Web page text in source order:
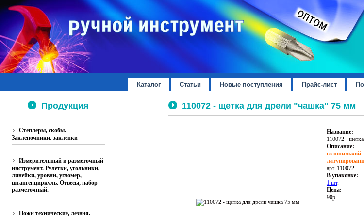
Каталог Статьи Новые поступления Прайс-лист
Продукция
Степлеры, скобы.
Заклепочники, заклепки
Измерительный и разметочный
инструмент. Рулетки, угольники,
линейки, уровни, угломер,
штангенциркуль. Отвесы, набор
разметочный.
Ножи технические, лезвия.
110072 - щетка для дрели "чашка" 75 мм
Название:
110072 -
Описание:
со шпилькой
арт. 110072
В упаковке:
1 шт.
Цена:
90р.